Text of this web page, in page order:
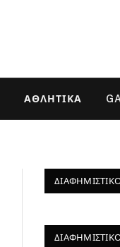
ΑΘΛΗΤΙΚΆ